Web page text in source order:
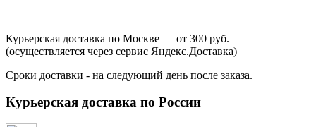
Курьерская доставка по Москве — от 300 руб.
(осуществляется через сервис Яндекс.Доставка)
Сроки доставки - на следующий день после заказа.
Курьерская доставка по России